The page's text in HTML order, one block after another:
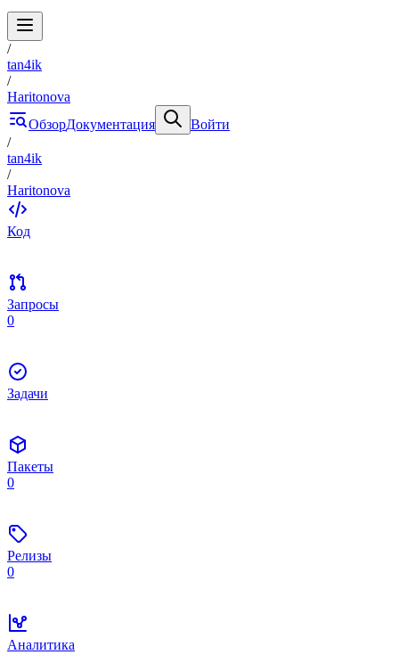
/
tan4ik
/
Haritonova
ОбзорДокументация
Войти
/
tan4ik
/
Haritonova
Код
Запросы
0
Задачи
Пакеты
0
Релизы
0
Аналитика